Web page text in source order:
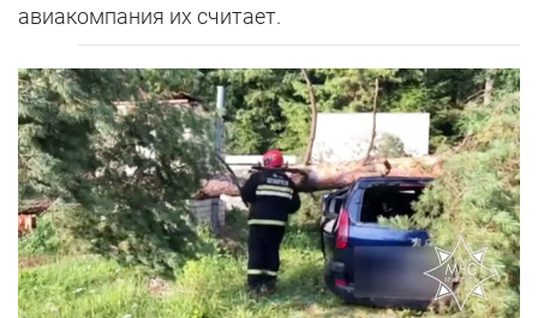
авиакомпания их считает.